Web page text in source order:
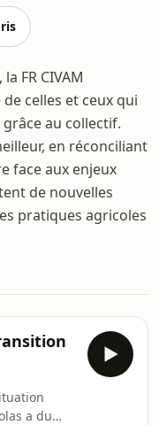
FR CIVAM
celles et ceux qui
au collectif.
en réconciliant
face aux enjeux
de nouvelles
pratiques agricoles
a du